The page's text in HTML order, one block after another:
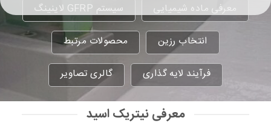
معرفی ماده شیمیایی سیستم GFRP لاینینگ
انتخاب رزین محصولات مرتبط
فرآیند لایه گذاری گالری تصاویر
معرفی نیتریک اسید